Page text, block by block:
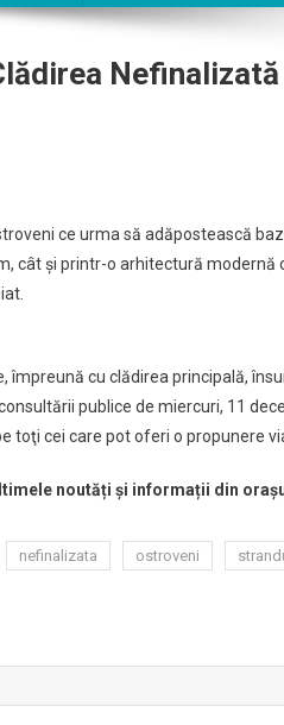
ce urma să adăpostească
cât şi printr-o arhitectură
împreună cu clădirea principală,
publice de miercuri, 11
toţi cei care pot oferi o propunere
noutăți și informații din
nefinalizata ostroveni